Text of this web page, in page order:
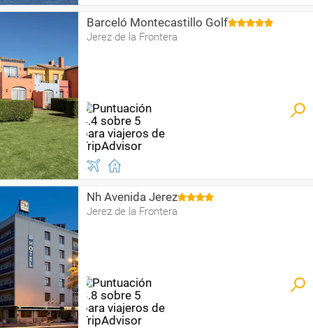
Barceló Montecastillo Golf
Jerez de la Frontera
Nh Avenida Jerez
Jerez de la Frontera